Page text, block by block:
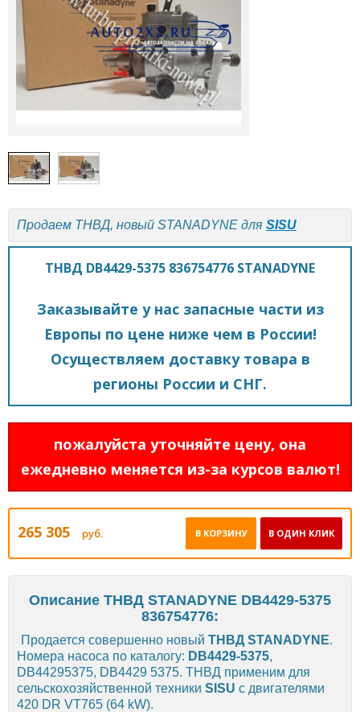
Продаем ТНВД, новый STANADYNE для SISU
ТНВД DB4429-5375 836754776 STANADYNE
Заказывайте у нас запасные части из
Европы по цене ниже чем в России!
Осуществляем доставку товара в
регионы России и СНГ.
пожалуйста уточняйте цену, она
ежедневно меняется из-за курсов валют!
265 305 руб. В ОДИН КЛИК
В КОРЗИНУ
Описание ТНВД STANADYNE DB4429-5375
836754776:
Продается совершенно новый ТНВД STANADYNE.
Номера насоса по каталогу: DB4429-5375,
DB44295375, DB4429 5375. ТНВД применим для
сельскохозяйственной техники SISU с двигателями
420 DR VT765 (64 kW).